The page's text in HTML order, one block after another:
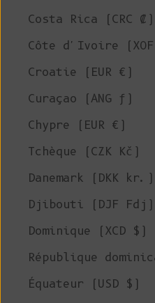
Costa Rica (CRC ₡)
Côte d'Ivoire
Croatie (EUR €)
Curaçao (ANG ƒ)
Chypre (EUR €)
Tchèque (CZK Kč)
Danemark (DKK kr.)
Djibouti (DJF Fdj)
Dominique (XCD $)
République
Équateur (USD $)